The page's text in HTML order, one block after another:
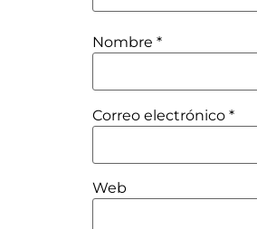
Nombre *
Correo electrónico *
Web